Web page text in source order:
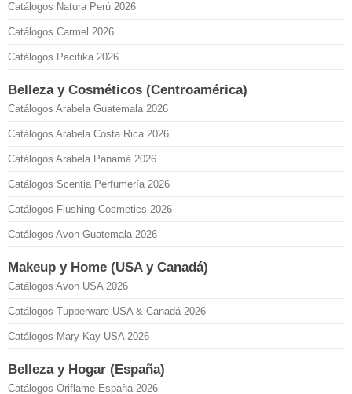
Catálogos Natura Perú 2026
Catálogos Carmel 2026
Catálogos Pacifika 2026
Belleza y Cosméticos (Centroamérica)
Catálogos Arabela Guatemala 2026
Catálogos Arabela Costa Rica 2026
Catálogos Arabela Panamá 2026
Catálogos Scentia Perfumería 2026
Catálogos Flushing Cosmetics 2026
Catálogos Avon Guatemala 2026
Makeup y Home (USA y Canadá)
Catálogos Avon USA 2026
Catálogos Tupperware USA & Canadá 2026
Catálogos Mary Kay USA 2026
Belleza y Hogar (España)
Catálogos Oriflame España 2026